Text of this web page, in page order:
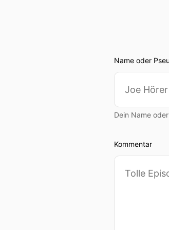
unserer
00:01:20:
00:01:27:
00:01:28:
Name oder
Dein Name
Kommentar